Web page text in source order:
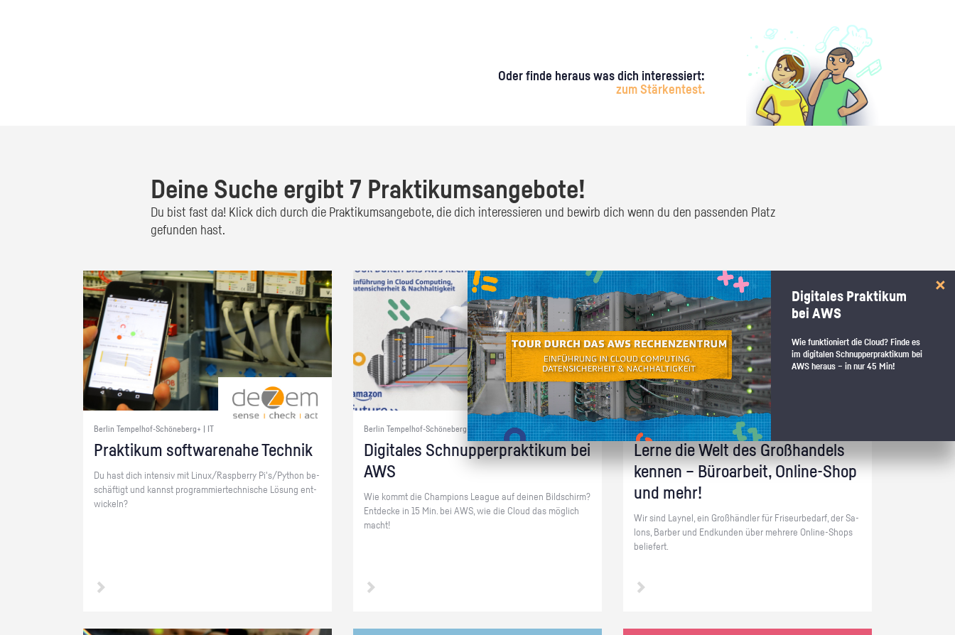
Oder finde heraus was dich interessiert:
zum Stärkentest.
Deine Suche ergibt 7 Praktikumsangebote!
Du bist fast da! Klick dich durch die Praktikumsangebote, die dich interessieren und bewirb dich wenn du den passenden Platz
gefunden hast.
Berlin Tempelhof-Schöneberg+ | IT
Prak­ti­kum soft­ware­na­he Tech­nik
Du hast dich in­ten­siv mit Linux/Raspber­ry Pi's/Py­thon be­
schäf­tigt und kannst pro­gram­mier­tech­ni­sche Lö­sung ent­
wi­ckeln?
Berlin Tempelhof-Schöneberg+ | Cloud-Computing
Di­gi­ta­les Schnup­per­prak­ti­kum bei
AWS
Wie kommt die Cham­pi­ons Le­ague auf dei­nen Bild­schirm?
Ent­de­cke in 15 Min. bei AWS, wie die Cloud das mög­lich
macht!
Lay­nel
Berlin Tempelhof-Schöneberg | Großhandel
Lerne die Welt des Groß­han­dels
ken­nen – Bü­ro­ar­beit, On­line-Shop
und mehr!
Wir sind Lay­nel, ein Groß­händ­ler für Fri­seur­be­darf, der Sa­
lons, Bar­ber und End­kun­den über meh­re­re On­line-Shops
be­lie­fert.
Digitales Praktikum
bei AWS
Wie funktioniert die Cloud? Finde es
im digitalen Schnupperpraktikum bei
AWS heraus – in nur 45 Min!